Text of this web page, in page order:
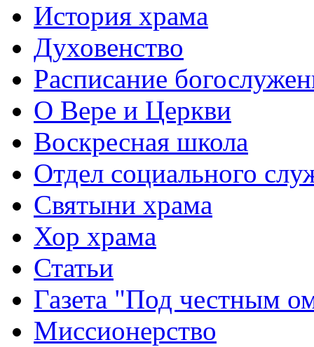
История храма
Духовенство
Расписание
О Вере и Церкви
Воскресная школа
Отдел социального
Святыни храма
Хор храма
Статьи
Газета "Под честным
Миссионерство